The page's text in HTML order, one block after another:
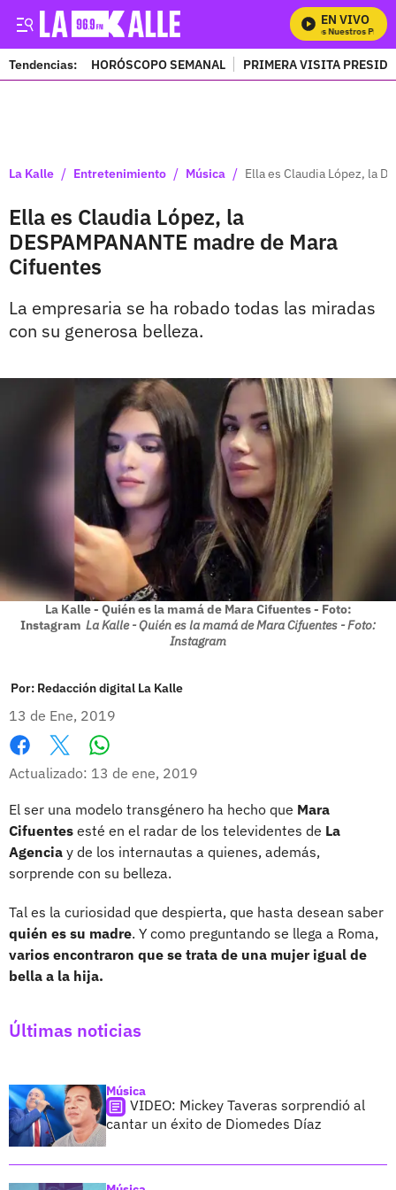
EN VIVO
Mira Todos Nuestros
Tendencias: HORÓSCOPO SEMANAL PRIMERA VISITA
La Kalle / Entretenimiento / Música / Ella es Claudia López, la
Ella es Claudia López, la
DESPAMPANANTE madre de Mara
Cifuentes
La empresaria se ha robado todas las miradas
con su generosa belleza.
La Kalle - Quién es la mamá de Mara Cifuentes - Foto:
Instagram La Kalle - Quién es la mamá de Mara Cifuentes - Foto:
Instagram
Por: Redacción digital La Kalle
13 de Ene, 2019
Facebook
X
Actualizado: 13 de ene, 2019
El ser una modelo transgénero ha hecho que Mara
Cifuentes esté en el radar de los televidentes de La
Agencia y de los internautas a quienes, además,
sorprende con su belleza.
Tal es la curiosidad que despierta, que hasta desean saber
quién es su madre. Y como preguntando se llega a Roma,
varios encontraron que se trata de una mujer igual de
bella a la hija.
Últimas noticias
Música
VIDEO: Mickey Taveras sorprendió al
cantar un éxito de Diomedes Díaz